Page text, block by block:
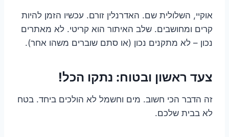
אוקיי, השלולית שם. האדרנלין זורם. עכשיו הזמן להיות
קרים ומחושבים. שלב האיתור הוא קריטי. לא מאתרים
נכון – לא מתקנים נכון (או סתם שוברים משהו אחר).
צעד ראשון ובטוח: נתקו הכל!
זה הדבר הכי חשוב. מים וחשמל לא הולכים ביחד. בטח
לא בבית שלכם.